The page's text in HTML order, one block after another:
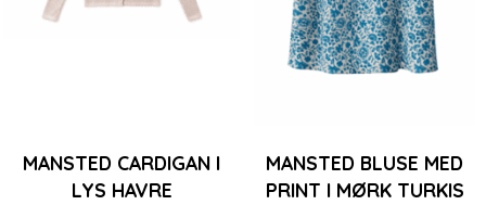
MANSTED CARDIGAN I
LYS HAVRE
MANSTED BLUSE MED
PRINT I MØRK TURKIS